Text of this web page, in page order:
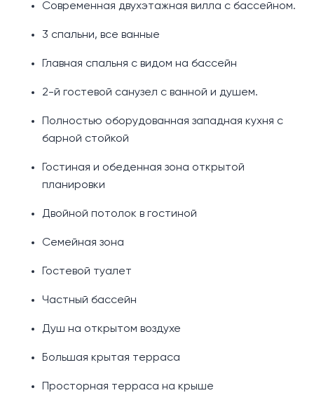
Современная двухэтажная вилла с бассейном.
3 спальни, все ванные
Главная спальня с видом на бассейн
2-й гостевой санузел с ванной и душем.
Полностью оборудованная западная кухня с
барной стойкой
Гостиная и обеденная зона открытой
планировки
Двойной потолок в гостиной
Семейная зона
Гостевой туалет
Частный бассейн
Душ на открытом воздухе
Большая крытая терраса
Просторная терраса на крыше